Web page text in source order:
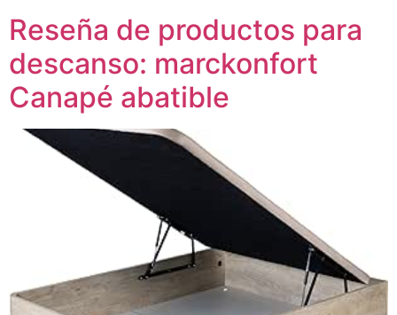
Reseña de productos para
descanso: marckonfort
Canapé abatible